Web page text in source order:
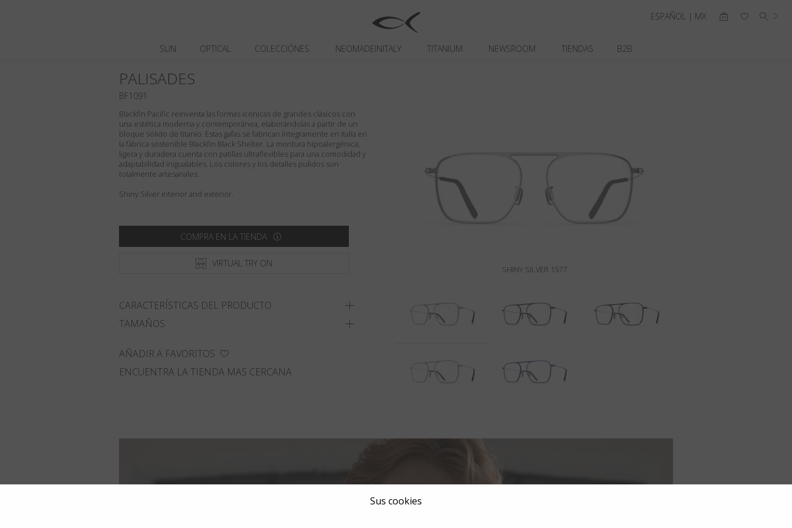
SUN OPTICAL COLECCIÓNES NEOMADEINITALY TITANIUM NEWSROOM TIENDAS B2B
ESPAÑOL | MX
SHINY SILVER 1577
Blackfin Pacific reinventa las formas icónicas de grandes clásicos con
una estética moderna y contemporánea, elaborándolas a partir de un
bloque sólido de titanio. Estas gafas se fabrican íntegramente en Italia en
la fábrica sostenible Blackfin Black Shelter. La montura hipoalergénica,
ligera y duradera cuenta con patillas ultraflexibles para una comodidad y
adaptabilidad inigualables. Los colores y los detalles pulidos son
totalmente artesanales.
Shiny Silver interior and exterior.
COMPRA EN LA TIENDA
VIRTUAL TRY ON
CARACTERÍSTICAS DEL PRODUCTO
TAMAÑOS
AÑADIR A FAVORITOS
ENCUENTRA LA TIENDA MAS CERCANA
PALISADES
BF1091
Sus cookies